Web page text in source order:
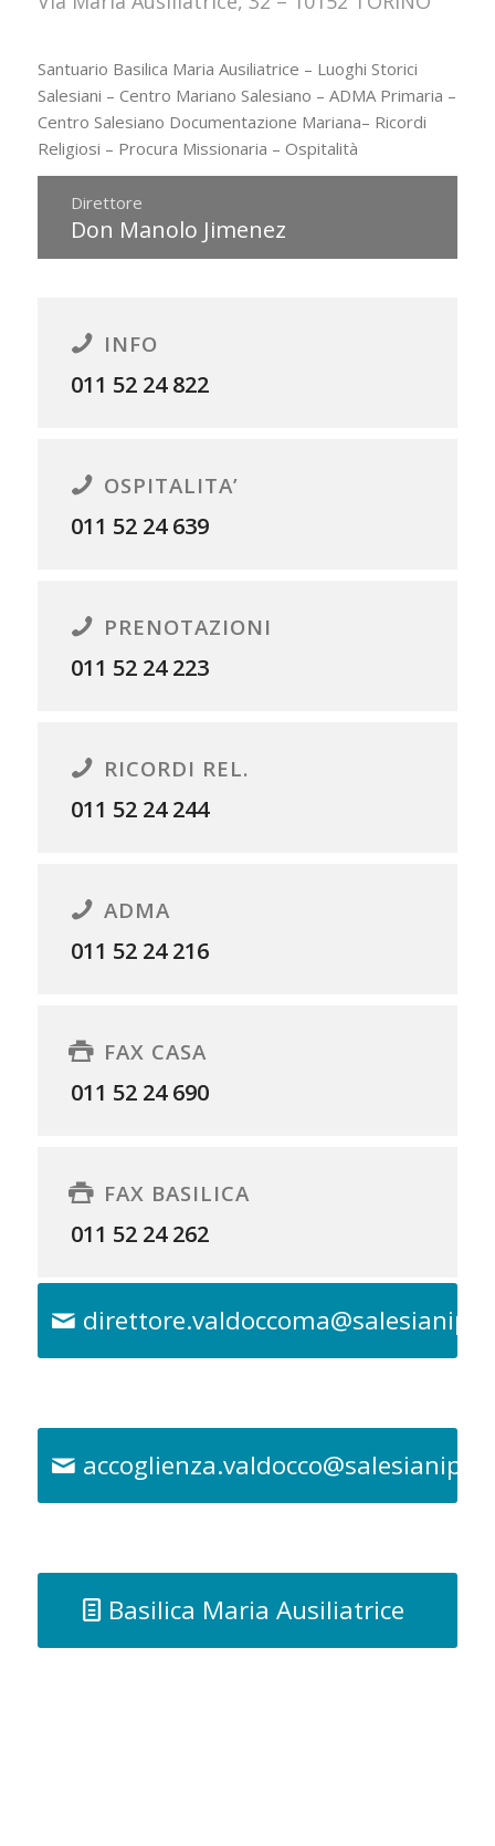
Santuario Basilica Maria Ausiliatrice – Luoghi Storici
Salesiani – Centro Mariano Salesiano – ADMA Primaria –
Centro Salesiano Documentazione Mariana– Ricordi
Religiosi – Procura Missionaria – Ospitalità
Direttore
Don Manolo Jimenez
INFO
011 52 24 822
OSPITALITA’
011 52 24 639
PRENOTAZIONI
011 52 24 223
RICORDI REL.
011 52 24 244
ADMA
011 52 24 216
FAX CASA
011 52 24 690
FAX BASILICA
011 52 24 262
Basilica Maria Ausiliatrice